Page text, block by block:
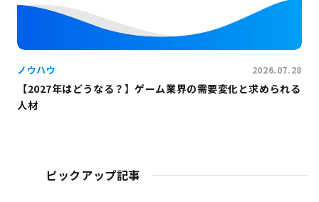
ノウハウ 2026.07.28
【2027年はどうなる？】ゲーム業界の需要変化と求められる
人材
ピックアップ記事